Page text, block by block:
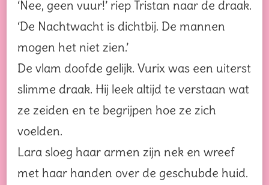
‘Nee, geen vuur!’ riep Tristan naar de draak.
‘De Nachtwacht is dichtbij. De mannen
mogen het niet zien.’
De vlam doofde gelijk. Vurix was een uiterst
slimme draak. Hij leek altijd te verstaan wat
ze zeiden en te begrijpen hoe ze zich
voelden.
Lara sloeg haar armen zijn nek en wreef
met haar handen over de geschubde huid.